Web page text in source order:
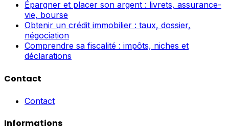
Épargner et placer son argent : livrets, assurance-
vie, bourse
Obtenir un crédit immobilier : taux, dossier,
négociation
Comprendre sa fiscalité : impôts, niches et
déclarations
Contact
Contact
Informations